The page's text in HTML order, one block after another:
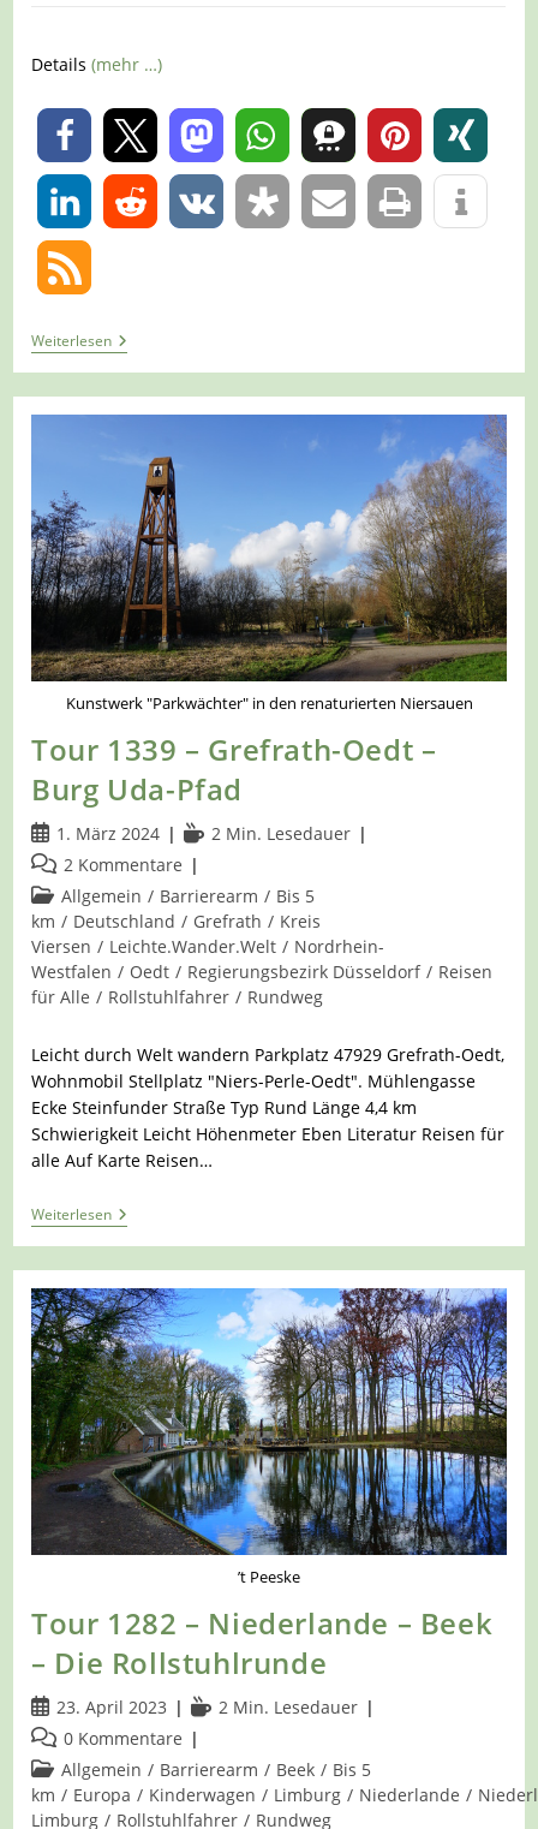
Details(mehr …)
0
0
WeiterlesenTour
1353
–
Hamminkeln-
Loikum
Mit
Dem
In
Die
Felder
Kunstwerk "Parkwächter" in den renaturierten Niersauen
Tour 1339 – Grefrath-Oedt –
Burg Uda-Pfad
Beitrag
veröffentlicht:
1. März 2024 Lesedauer:
2 Min. Lesedauer
Beitrags-
Kommentare:
2 Kommentare
Beitrags-
Kategorie:
Allgemein / Barrierearm / Bis 5
km / Deutschland / Grefrath / Kreis
Viersen / Leichte.Wander.Welt / Nordrhein-
Westfalen / Oedt / Regierungsbezirk Düsseldorf / Reisen
für Alle / Rollstuhlfahrer / Rundweg
Leicht durch Welt wandern Parkplatz 47929 Grefrath-Oedt,
Wohnmobil Stellplatz "Niers-Perle-Oedt". Mühlengasse
Ecke Steinfunder Straße Typ Rund Länge 4,4 km
Schwierigkeit Leicht Höhenmeter Eben Literatur Reisen für
alle Auf Karte Reisen…
WeiterlesenTour
1339
–
Grefrath-
Oedt
–
Burg
Uda-
Pfad
’t Peeske
Tour 1282 – Niederlande – Beek
– Die Rollstuhlrunde
Beitrag
veröffentlicht:
23. April 2023 Lesedauer:
2 Min. Lesedauer
Beitrags-
Kommentare:
0 Kommentare
Beitrags-
Kategorie:
Allgemein / Barrierearm / Beek / Bis 5
km / Europa / Kinderwagen / Limburg / Niederlande /
Limburg / Rollstuhlfahrer / Rundweg